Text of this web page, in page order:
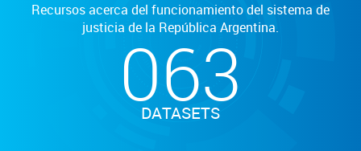
Recursos acerca del funcionamiento del sistema de
justicia de la República Argentina.
063
DATASETS